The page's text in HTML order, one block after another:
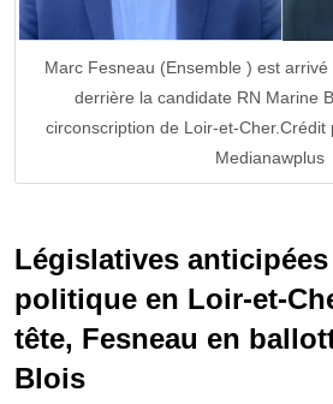
Marc Fesneau (Ensemble ) est
derrière la candidate RN Marine
circonscription de Loir-et-Cher.Crédit
Medianawplus
Législatives anticipées
politique en Loir-et-
tête, Fesneau en
Blois